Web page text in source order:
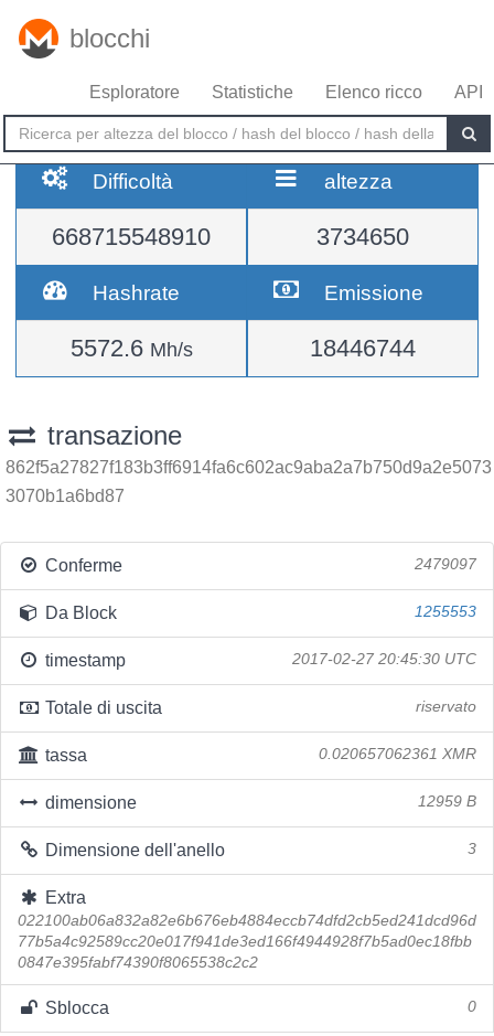
blocchi
Esploratore Statistiche Elenco ricco API
Difficoltà
668715548910
altezza
3734650
Hashrate
5572.6 Mh/s
Emissione
18446744
transazione
862f5a27827f183b3ff6914fa6c602ac9aba2a7b750d9a2e5073
3070b1a6bd87
Conferme 2479097
Da Block 1255553
timestamp 2017-02-27 20:45:30 UTC
Totale di uscita riservato
tassa 0.020657062361 XMR
dimensione 12959 B
Dimensione dell'anello 3
Extra
022100ab06a832a82e6b676eb4884eccb74dfd2cb5ed241dcd96d
77b5a4c92589cc20e017f941de3ed166f4944928f7b5ad0ec18fbb
0847e395fabf74390f8065538c2c2
Sblocca 0